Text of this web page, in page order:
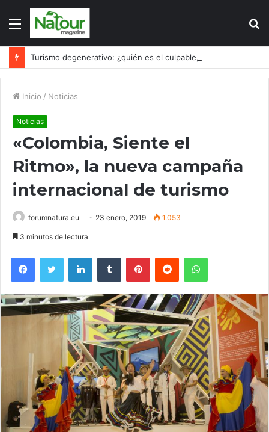
Menú
Inicio / Noticias
Noticias
«Colombia, Siente el
Ritmo», la nueva campaña
internacional de turismo
forumnatura.eu 23 enero, 2019 1.053
3 minutos de lectura
FacebookTwitter LinkedInTumblr PinterestReddit WhatsApp